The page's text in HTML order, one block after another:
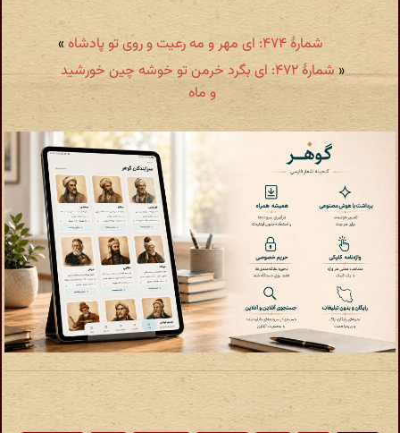
شمارهٔ ۴۷۴: ای مهر و مه رعیت و روی تو پادشاه
»
«
شمارهٔ ۴۷۲: ای بگرد خرمن تو خوشه چین خورشید
و ماه